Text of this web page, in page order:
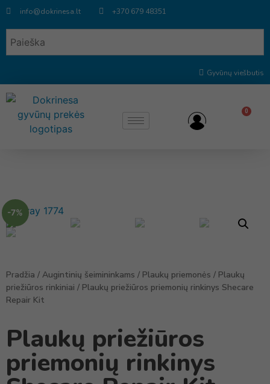
info@dokrinesa.lt +370 679 48351
Gyvūnų viešbutis
0
-7%
Pradžia / Augintinių šeimininkams / Plaukų priemonės / Plaukų
priežiūros rinkiniai / Plaukų priežiūros priemonių rinkinys Shecare
Repair Kit
Plaukų priežiūros
priemonių rinkinys